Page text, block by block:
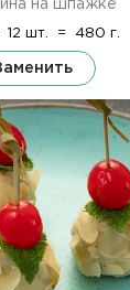
на шпажке
12 шт. = 480 г.